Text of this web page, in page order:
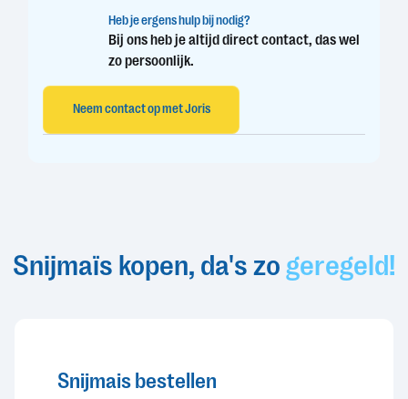
Heb je ergens hulp bij nodig?
Bij ons heb je altijd direct contact, das wel
zo persoonlijk.
Neem contact op met Joris
Snijmaïs kopen, da's zogeregeld!
Snijmais bestellen